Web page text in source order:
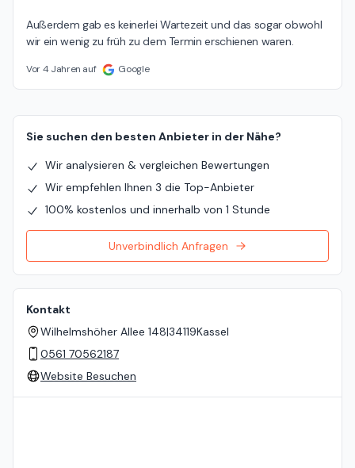
Außerdem gab es keinerlei Wartezeit und das sogar obwohl
wir ein wenig zu früh zu dem Termin erschienen waren.
Vor 4 Jahren auf Google
Sie suchen den besten Anbieter in der Nähe?
Wir analysieren & vergleichen Bewertungen
Wir empfehlen Ihnen 3 die Top-Anbieter
100% kostenlos und innerhalb von 1 Stunde
Unverbindlich Anfragen
Kontakt
Wilhelmshöher Allee 148|34119Kassel
0561 70562187
Website Besuchen